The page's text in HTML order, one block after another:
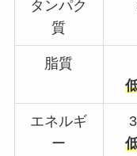
タンパク
質
脂質
エネルギ
ー